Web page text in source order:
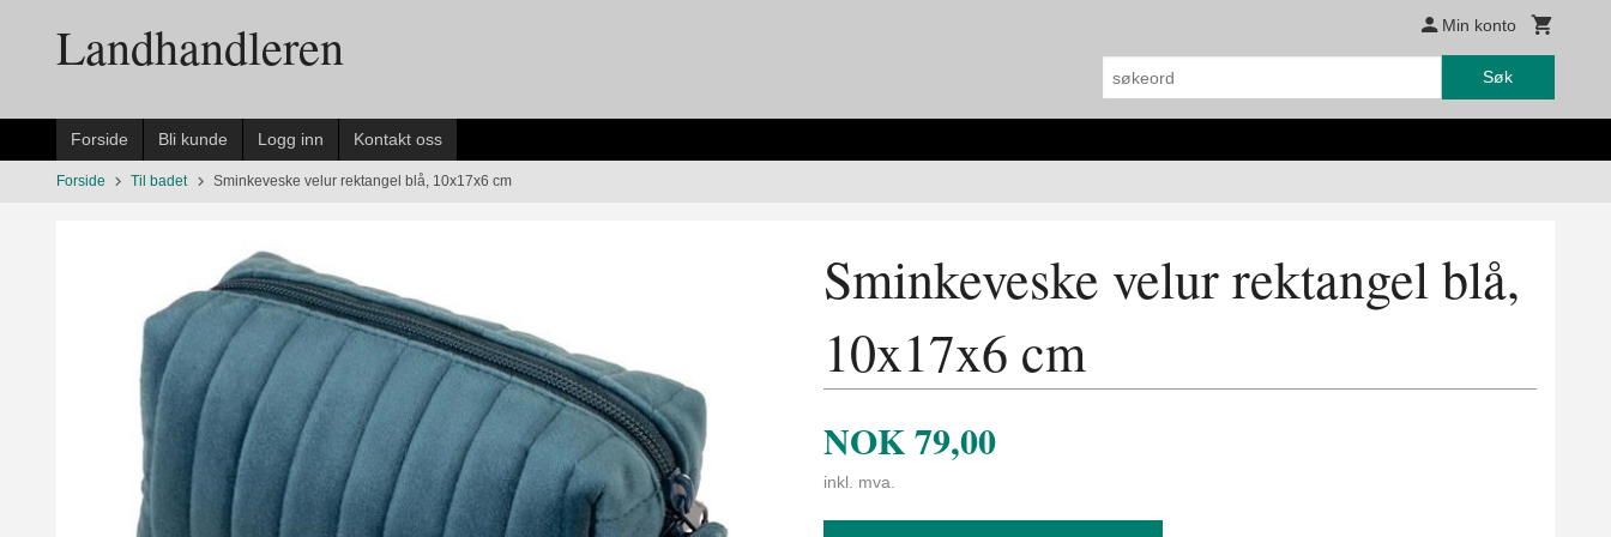
innholdetLandhandleren Min konto
Søk
Forside Bli kunde Logg inn Kontakt oss
Forside Til badet Sminkeveske velur rektangel blå, 10x17x6 cm
Sminkeveske velur rektangel blå,
10x17x6 cm
NOK79,00
inkl. mva.